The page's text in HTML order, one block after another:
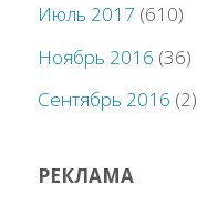
Июль 2017 (610)
Ноябрь 2016 (36)
Сентябрь 2016 (2)
РЕКЛАМА